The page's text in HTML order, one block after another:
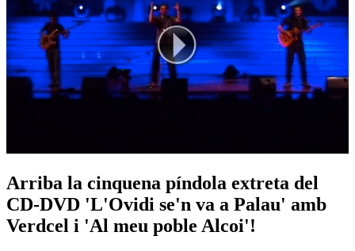
Arriba la cinquena píndola extreta del
CD-DVD 'L'Ovidi se'n va a Palau' amb
Verdcel i 'Al meu poble Alcoi'!